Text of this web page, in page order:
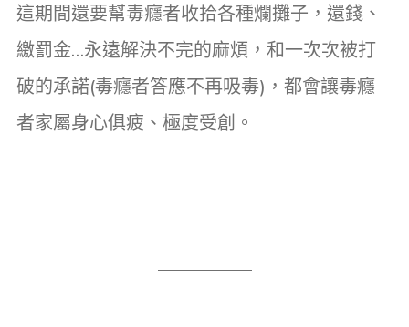
這期間還要幫毒癮者收拾各種爛攤子，還錢、
繳罰金…永遠解決不完的麻煩，和一次次被打
破的承諾(毒癮者答應不再吸毒)，都會讓毒癮
者家屬身心俱疲、極度受創。